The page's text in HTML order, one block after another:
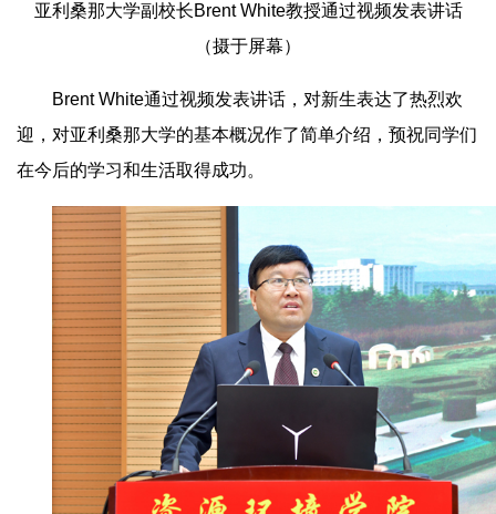
亚利桑那大学副校长Brent White教授通过视频发表讲话
（摄于屏幕）
Brent White通过视频发表讲话，对新生表达了热烈欢
迎，对亚利桑那大学的基本概况作了简单介绍，预祝同学们
在今后的学习和生活取得成功。